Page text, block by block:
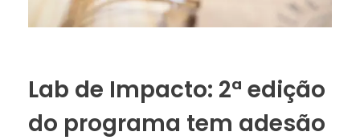
Lab de Impacto: 2ª edição
do programa tem adesão